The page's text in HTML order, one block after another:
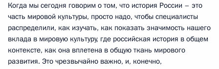
Когда мы сегодня говорим о том, что история России – это
часть мировой культуры, просто надо, чтобы специалисты
распределили, как изучать, как показать значимость нашего
вклада в мировую культуру, где российская история в общем
контексте, как она вплетена в общую ткань мирового
развития. Это чрезвычайно важно, и, конечно,